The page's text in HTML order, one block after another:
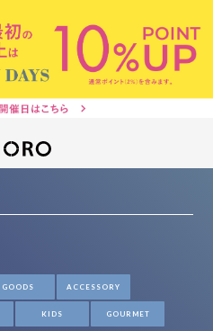
GOODS ACCESSORY
KIDS GOURMET